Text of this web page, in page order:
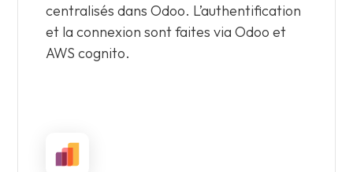
centralisés dans Odoo. L’authentification
et la connexion sont faites via Odoo et
AWS cognito.